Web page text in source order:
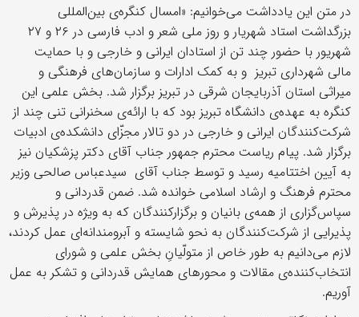
در متن این یادداشت می‌خوانیم: «امسال کنگره‌ی بین‌المللی
بزرگداشت استاد شهریار و روز ملی شعر و ادب فارسی در ۲۶ و ۲۷
شهریور با حضور چند تن از استادان ایرانی و خارجی و با حمایت
مالی شهرداری تبریز و به کمک ادارات و سازمان‌های فرهنگی و
میراثی استان آذربایجان شرقی در تبریز برگزار شد. بخش علمی این
کنگره به عهده‌ی دانشگاه تبریز بود که با ارائه‌ی سخنرانی‌ تنی چند از
شرکت‌کنندگان ایرانی و خارجی در دو تالار مجزّای دانشکده‌ی ادبیات
برگزار شد. پیام ریاست محترم جمهور جناب آقای دکتر پزشکیان نیز
به آیین اختتامیه رسید و توسط جناب آقای سیدعباس صالحی وزیر
محترم فرهنگ و ارشاد اسلامی خوانده شد. ضمن قدردانی و
سپاس‌گزاری از همه‌ی بانیان و برگزارکنندگان که به ویژه در پذیرش و
پذیرایی از شرکت‌کنندگان به نحو شایسته و آبرومندانه‌ای عمل کردند،
لازم می‌دانیم به طور خاص از متولّیانِ بخش علمی و شورای
انتخاب‌کننده‌ی مقالات و محورهای همایش قدردانی و تشکر به عمل
آوریم.